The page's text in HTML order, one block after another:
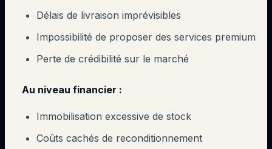
Délais de livraison imprévisibles
Impossibilité de proposer des services premium
Perte de crédibilité sur le marché
Au niveau financier :
Immobilisation excessive de stock
Coûts cachés de reconditionnement